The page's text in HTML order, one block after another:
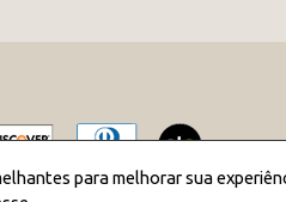
para melhorar sua